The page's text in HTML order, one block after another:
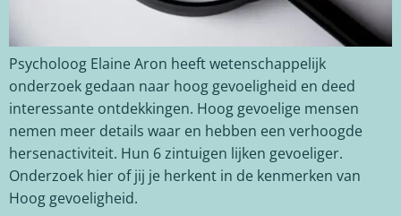
Psycholoog Elaine Aron heeft wetenschappelijk
onderzoek gedaan naar hoog gevoeligheid en deed
interessante ontdekkingen. Hoog gevoelige mensen
nemen meer details waar en hebben een verhoogde
hersenactiviteit. Hun 6 zintuigen lijken gevoeliger.
Onderzoek hier of jij je herkent in de kenmerken van
Hoog gevoeligheid.